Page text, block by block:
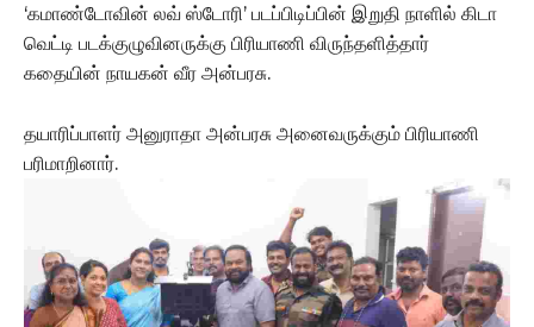
‘கமாண்டோவின் லவ் ஸ்டோரி’ படப்பிடிப்பின் இறுதி நாளில் கிடா
வெட்டி படக்குழுவினருக்கு பிரியாணி விருந்தளித்தார்
கதையின் நாயகன் வீர அன்பரசு.
தயாரிப்பாளர் அனுராதா அன்பரசு அனைவருக்கும் பிரியாணி
பரிமாறினார்.